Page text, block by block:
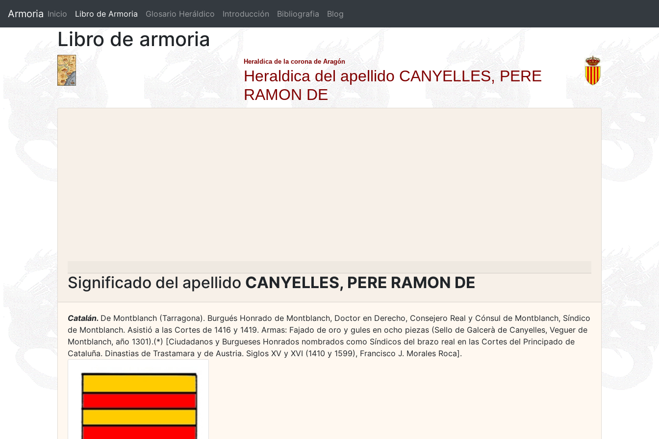
Armoria Inicio Libro de Armoria (current)
Glosario Heráldico Introducción Bibliografia Blog
Libro de armoria
Heraldica de la corona de Aragón
Heraldica del apellido CANYELLES, PERE
RAMON DE
Significado del apellido CANYELLES, PERE RAMON DE
Catalán. De Montblanch (Tarragona). Burgués Honrado de Montblanch, Doctor en Derecho, Consejero Real y Cónsul de Montblanch, Síndico
de Montblanch. Asistió a las Cortes de 1416 y 1419. Armas: Fajado de oro y gules en ocho piezas (Sello de Galcerà de Canyelles, Veguer de
Montblanch, año 1301).(*) [Ciudadanos y Burgueses Honrados nombrados como Síndicos del brazo real en las Cortes del Principado de
Cataluña. Dinastias de Trastamara y de Austria. Siglos XV y XVI (1410 y 1599), Francisco J. Morales Roca].